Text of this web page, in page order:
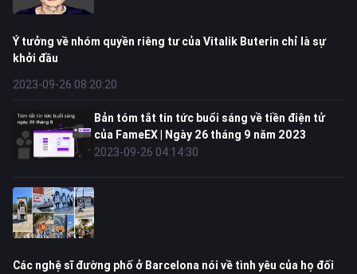
Ý tưởng về nhóm quyền riêng tư của Vitalik Buterin chỉ là sự
khởi đầu
2023-09-26 08:20:20
Bản tóm tắt tin tức buổi sáng về tiền điện tử
của FameEX | Ngày 26 tháng 9 năm 2023
2023-09-26 04:14:30
Các nghệ sĩ đường phố ở Barcelona nói về tình yêu của họ đối